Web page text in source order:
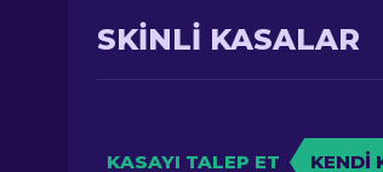
SKINLI KASALAR
KASAYI TALEP ET KENDI